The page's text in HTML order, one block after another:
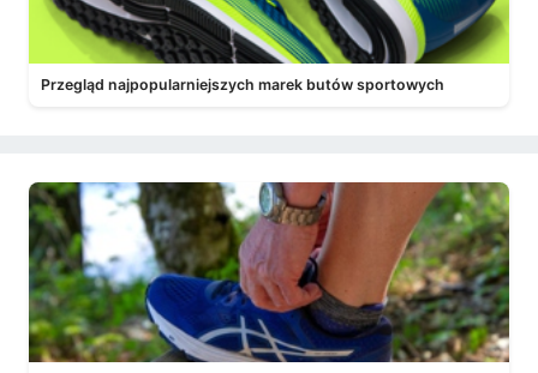
Przegląd najpopularniejszych marek butów sportowych